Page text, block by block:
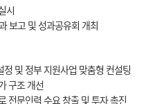
시
고 및 성과공유회 개최
정 및 정부 지원사업 맞춤형 컨설팅
구조 개선
전문인력 수요 창출 및 투자 촉진